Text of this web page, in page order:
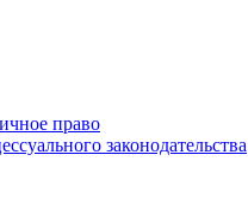
право
законодательства